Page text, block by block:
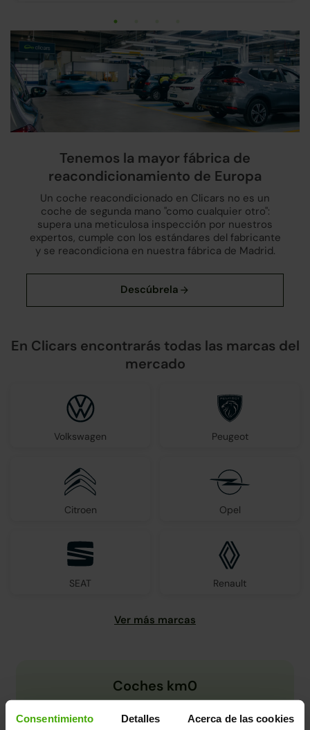
Consentimiento Detalles Acerca de las cookies
Tenemos la mayor fábrica de
reacondicionamiento de Europa
Un coche reacondicionado en Clicars no es un
coche de segunda mano "como cualquier otro":
supera una meticulosa inspección por nuestros
expertos, cumple con los estándares del fabricante
y se reacondiciona en nuestra fábrica de Madrid.
En Clicars encontrarás todas las marcas del
mercado
Volkswagen Peugeot
Citroen Opel
SEAT Renault
Coches km0